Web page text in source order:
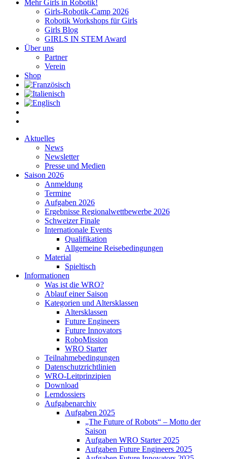
Mehr Girls in Robotik!
Girls-Robotik-Camp 2026
Robotik Workshops für Girls
Girls Blog
GIRLS IN STEM Award
Über uns
Partner
Verein
Shop
Aktuelles
News
Newsletter
Presse und Medien
Saison 2026
Anmeldung
Termine
Aufgaben 2026
Ergebnisse Regionalwettbewerbe 2026
Schweizer Finale
Internationale Events
Qualifikation
Allgemeine Reisebedingungen
Material
Spieltisch
Informationen
Was ist die WRO?
Ablauf einer Saison
Kategorien und Altersklassen
Altersklassen
Future Engineers
Future Innovators
RoboMission
WRO Starter
Teilnahmebedingungen
Datenschutzrichtlinien
WRO-Leitprinzipien
Download
Lerndossiers
Aufgabenarchiv
Aufgaben 2025
„The Future of Robots“ – Motto der
Saison
Aufgaben WRO Starter 2025
Aufgaben Future Engineers 2025